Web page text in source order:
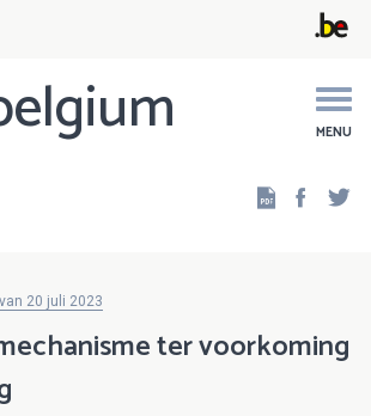
MENU
20 juli 2023
ter voorkoming